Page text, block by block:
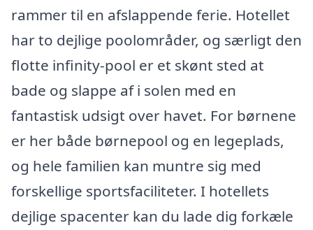
rammer til en afslappende ferie. Hotellet
har to dejlige poolområder, og særligt den
flotte infinity-pool er et skønt sted at
bade og slappe af i solen med en
fantastisk udsigt over havet. For børnene
er her både børnepool og en legeplads,
og hele familien kan muntre sig med
forskellige sportsfaciliteter. I hotellets
dejlige spacenter kan du lade dig forkæle